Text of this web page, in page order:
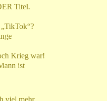
Titel.
Krieg war!
ist